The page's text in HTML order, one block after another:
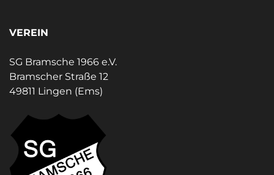
VEREIN
SG Bramsche 1966 e.V.
Bramscher Straße 12
49811 Lingen (Ems)